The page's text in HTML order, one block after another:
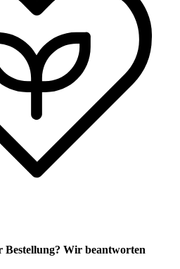
Bestellung? Wir beantworten